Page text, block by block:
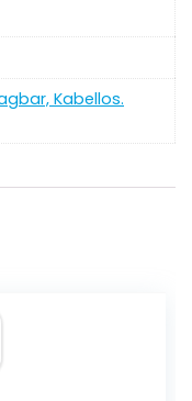
Kabellos.